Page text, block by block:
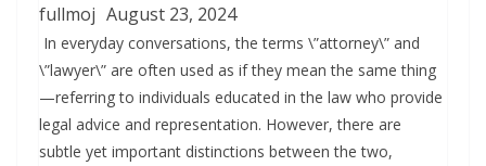
fullmoj August 23, 2024
In everyday conversations, the terms \”attorney\” and
\”lawyer\” are often used as if they mean the same thing
—referring to individuals educated in the law who provide
legal advice and representation. However, there are
subtle yet important distinctions between the two,